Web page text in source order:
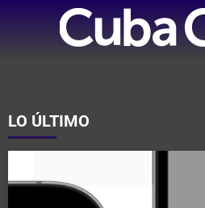
LO ÚLTIMO